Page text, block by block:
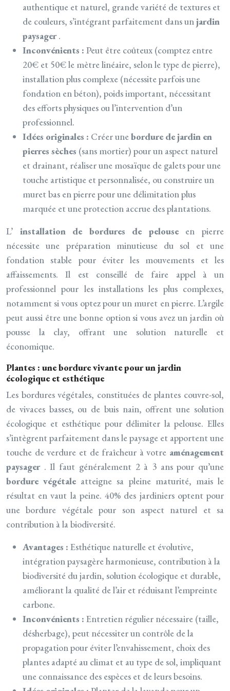
authentique et naturel, grande variété de textures et
de couleurs, s’intégrant parfaitement dans unjardin
paysager.
Inconvénients : Peut être coûteux (comptez entre
20€ et 50€ le mètre linéaire, selon le type de pierre),
installation plus complexe (nécessite parfois une
fondation en béton), poids important, nécessitant
des efforts physiques ou l’intervention d’un
professionnel.
Idées originales : Créer unebordure de jardin en
pierres sèches (sans mortier) pour un aspect naturel
et drainant, réaliser une mosaïque de galets pour une
touche artistique et personnalisée, ou construire un
muret bas en pierre pour une délimitation plus
marquée et une protection accrue des plantations.
L’ installation de bordures de pelouse en pierre
nécessite une préparation minutieuse du sol et une
fondation stable pour éviter les mouvements et les
affaissements. Il est conseillé de faire appel à un
professionnel pour les installations les plus complexes,
notamment si vous optez pour un muret en pierre. L’argile
peut aussi être une bonne option si vous avez un jardin où
pousse la clay, offrant une solution naturelle et
économique.
Plantes : une bordure vivante pour un jardin
écologique et esthétique
Les bordures végétales, constituées de plantes couvre-sol,
de vivaces basses, ou de buis nain, offrent une solution
écologique et esthétique pour délimiter la pelouse. Elles
s’intègrent parfaitement dans le paysage et apportent une
touche de verdure et de fraîcheur à votre aménagement
paysager . Il faut généralement 2 à 3 ans pour qu’une
bordure végétale atteigne sa pleine maturité, mais le
résultat en vaut la peine. 40% des jardiniers optent pour
une bordure végétale pour son aspect naturel et sa
contribution à la biodiversité.
Avantages : Esthétique naturelle et évolutive,
intégration paysagère harmonieuse, contribution à la
biodiversité du jardin, solution écologique et durable,
améliorant la qualité de l’air et réduisant l’empreinte
carbone.
Inconvénients : Entretien régulier nécessaire (taille,
désherbage), peut nécessiter un contrôle de la
propagation pour éviter l’envahissement, choix des
plantes adapté au climat et au type de sol, impliquant
une connaissance des espèces et de leurs besoins.